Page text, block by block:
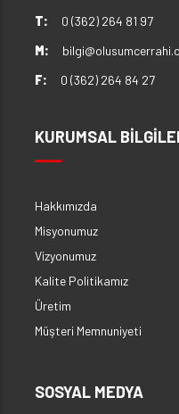
T:
0 (362) 264 81 97
M:
F:
0 (362) 264 84 27
KURUMSAL
Hakkımızda
Misyonumuz
Vizyonumuz
Kalite Politikamız
Üretim
Müşteri Memnuniyeti
SOSYAL MEDYA